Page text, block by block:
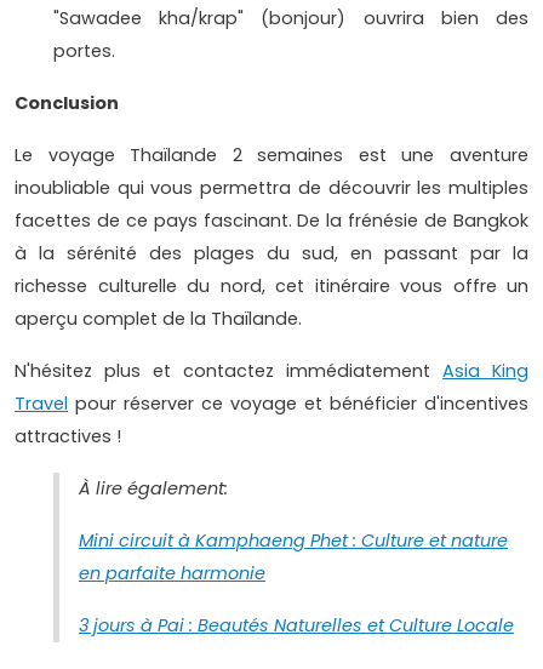
"Sawadee kha/krap" (bonjour) ouvrira bien des
portes.
Conclusion
Le voyage Thaïlande 2 semaines est une aventure
inoubliable qui vous permettra de découvrir les multiples
facettes de ce pays fascinant. De la frénésie de Bangkok
à la sérénité des plages du sud, en passant par la
richesse culturelle du nord, cet itinéraire vous offre un
aperçu complet de la Thaïlande.
N'hésitez plus et contactez immédiatement Asia King
Travel pour réserver ce voyage et bénéficier d'incentives
attractives !
À lire également:
Mini circuit à Kamphaeng Phet : Culture et nature
en parfaite harmonie
3 jours à Pai : Beautés Naturelles et Culture Locale